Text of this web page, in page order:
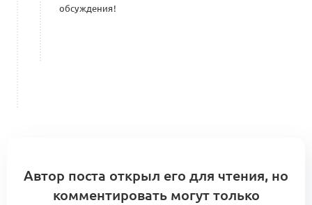
обсуждения!
Автор поста открыл его для чтения, но
комментировать могут только